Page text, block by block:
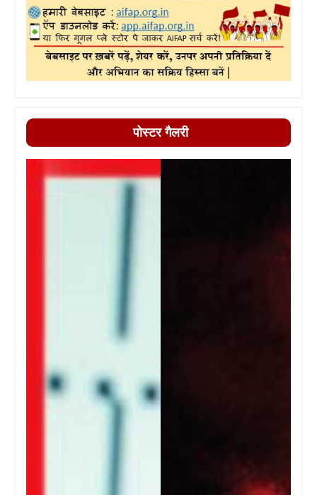
पोस्टर गैलरी